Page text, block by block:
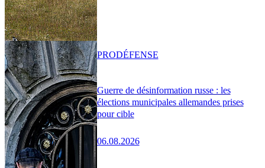
Guerre de désinformation russe : les
élections municipales allemandes prises
pour cible
06.08.2026
PRODÉFENSE